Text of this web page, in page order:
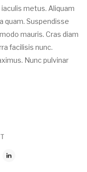
metus. Aliquam
quam. Suspendisse
mauris. Cras diam
facilisis nunc.
Nunc pulvinar